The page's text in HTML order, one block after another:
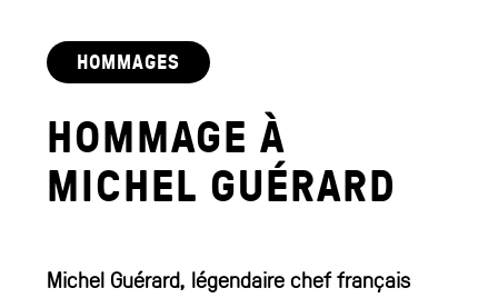
HOMMAGES
HOMMAGE À
MICHEL GUÉRARD
Michel Guérard, légendaire chef français